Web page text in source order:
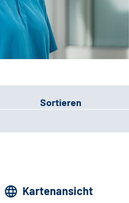
Sortieren
Kartenansicht